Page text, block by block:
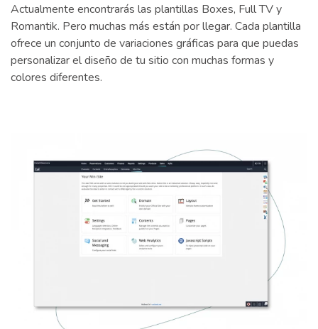
Actualmente encontrarás las plantillas Boxes, Full TV y
Romantik. Pero muchas más están por llegar. Cada plantilla
ofrece un conjunto de variaciones gráficas para que puedas
personalizar el diseño de tu sitio con muchas formas y
colores diferentes.